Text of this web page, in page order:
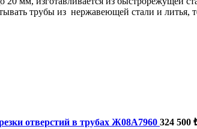
трубы из нержавеющей стали и
отверстий в трубах Ж08А7960 324 500